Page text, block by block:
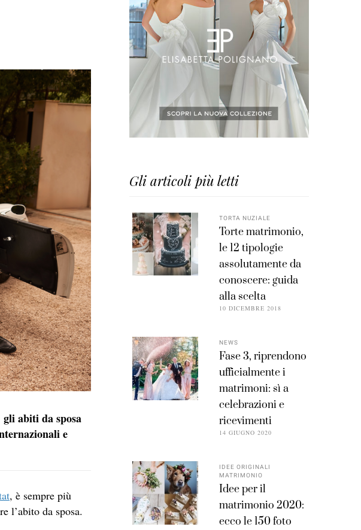
abiti da sposa
e
, è sempre più
l’abito da sposa.
Gli articoli più letti
TORTA NUZIALE
Torte matrimonio,
le 12 tipologie
assolutamente da
conoscere: guida
alla scelta
10 DICEMBRE 2018
NEWS
Fase 3, riprendono
ufficialmente i
matrimoni: sì a
celebrazioni e
ricevimenti
14 GIUGNO 2020
IDEE ORIGINALI
MATRIMONIO
Idee per il
matrimonio 2020:
ecco le 150 foto